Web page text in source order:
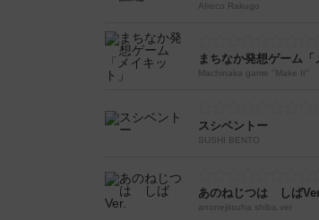
Afreco Rakugo
まちなか発想ゲーム「
Machinaka game "Make It"
スシベントー
SUSHI BENTO
あのねじつは しば
anonejitsuha shiba.ver